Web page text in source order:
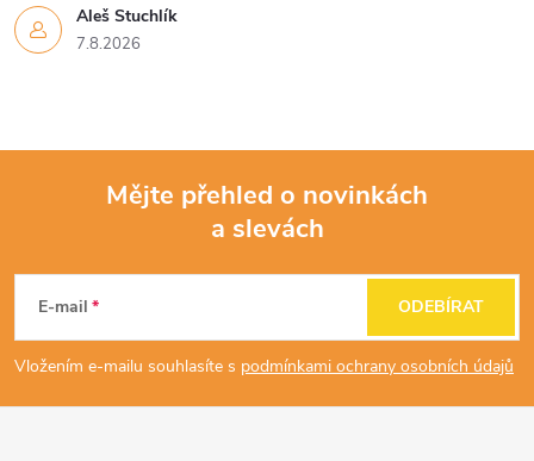
Aleš Stuchlík
7.8.2026
p
a
Mějte přehled o novinkách
a slevách
E-mail
Vložením e-mailu souhlasíte s podmínkami ochrany osobních údajů
ODEBÍRAT